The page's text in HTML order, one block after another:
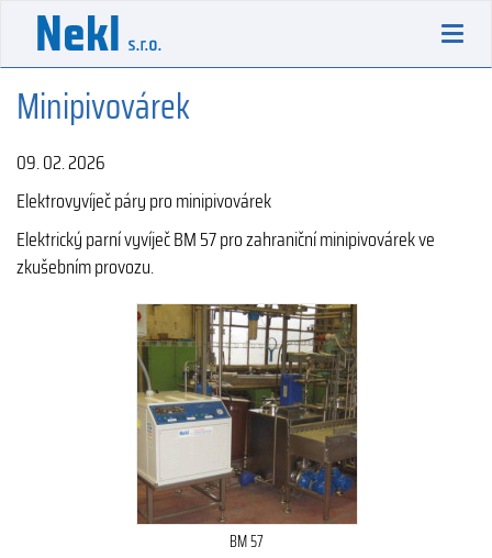
Minipivovárek
09. 02. 2026
Elektrovyvíječ páry pro minipivovárek
Elektrický parní vyvíječ BM 57 pro zahraniční minipivovárek ve
zkušebním provozu.
BM 57